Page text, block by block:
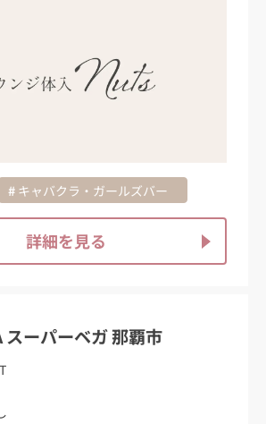
キャバクラ・ガールズバー
詳細を見る
スーパーベガ 那覇市